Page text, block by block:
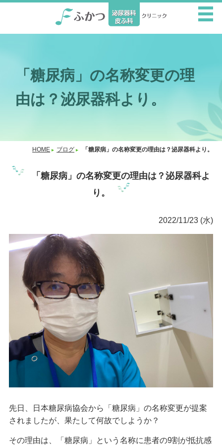
「糖尿病」の名称変更の理
由は？泌尿器科より。
HOME ブログ 「糖尿病」の名称変更の理由は？泌尿器科より。
「糖尿病」の名称変更の理由は？泌尿器科よ
り。
2022/11/23 (水)
先日、日本糖尿病協会から「糖尿病」の名称変更が提案
されましたが、果たして何故でしようか？
その理由は、「糖尿病」という名称に患者の9割が抵抗感